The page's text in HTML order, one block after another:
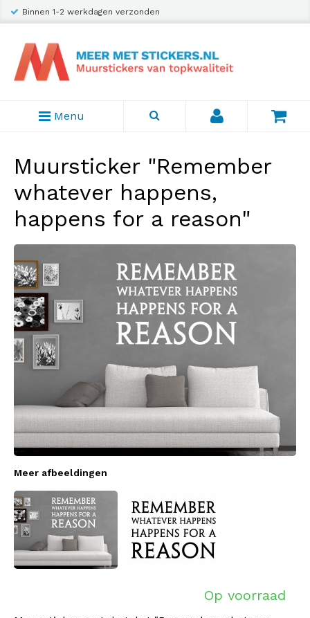
Binnen 1-2 werkdagen verzonden
Menu
Muursticker "Remember
whatever happens,
happens for a reason"
Meer afbeeldingen
Op voorraad